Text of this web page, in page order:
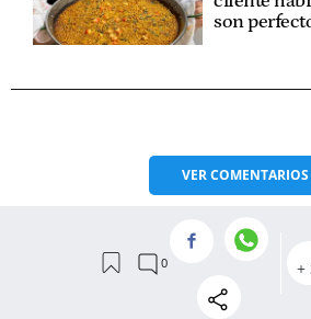
son
VERCOMENTARIOS